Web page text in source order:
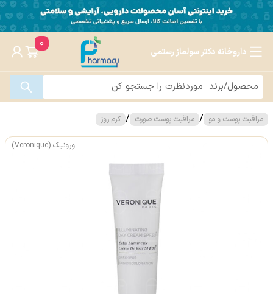
داروخانه دکتر سولماز رستمی
0
مراقبت پوست و مو / مراقبت پوست صورت / کرم روز
ورونیک (Veronique)